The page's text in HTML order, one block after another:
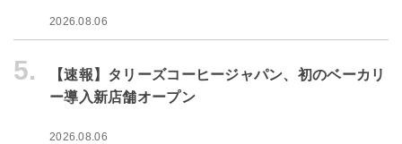
2026.08.06
5.
【速報】タリーズコーヒージャパン、初のベーカリ
ー導入新店舗オープン
2026.08.06